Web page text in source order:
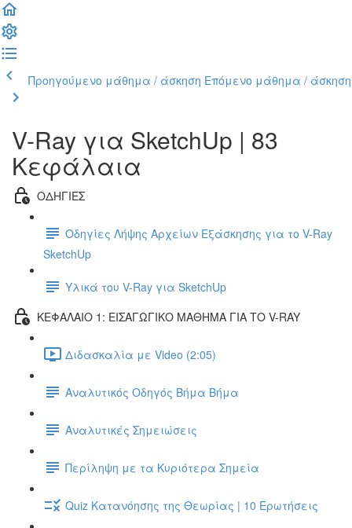
Προηγούμενο μάθημα / άσκηση Επόμενο μάθημα / άσκηση
V-Ray για SketchUp | 83
Κεφάλαια
ΟΔΗΓΙΕΣ
Οδηγίες Λήψης Αρχείων Εξάσκησης για το V-Ray
SketchUp
Υλικά του V-Ray για SketchUp
ΚΕΦΑΛΑΙΟ 1: ΕΙΣΑΓΩΓΙΚΟ ΜΑΘΗΜΑ ΓΙΑ ΤΟ V-RAY
Διδασκαλία με Video (2:05)
Αναλυτικός Οδηγός Βήμα Βήμα
Αναλυτικές Σημειώσεις
Περίληψη με τα Κυριότερα Σημεία
Quiz Κατανόησης της Θεωρίας | 10 Ερωτήσεις